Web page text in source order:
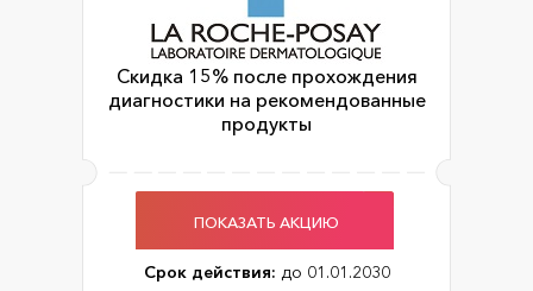
Скидка 15% после прохождения
диагностики на рекомендованные
продукты
ПОКАЗАТЬ АКЦИЮ
Срок действия: до 01.01.2030